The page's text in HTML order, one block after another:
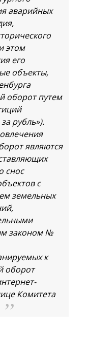
аварийных
этом
его
объекты,
оборот путем
рубль»).
являются
снос
с
земельных
законом №
к
оборот
Комитета